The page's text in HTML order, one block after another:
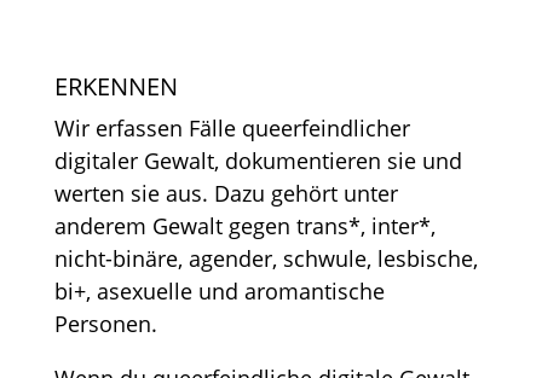
ERKENNEN
Wir erfassen Fälle queerfeindlicher
digitaler Gewalt, dokumentieren sie und
werten sie aus. Dazu gehört unter
anderem Gewalt gegen trans*, inter*,
nicht-binäre, agender, schwule, lesbische,
bi+, asexuelle und aromantische
Personen.